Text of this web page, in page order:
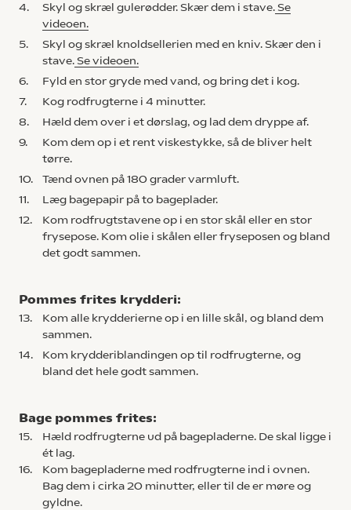
4.
Skyl og skræl gulerødder. Skær dem i stave. Se
videoen.
5.
Skyl og skræl knoldsellerien med en kniv. Skær den i
stave. Se videoen.
6.
Fyld en stor gryde med vand, og bring det i kog.
7.
Kog rodfrugterne i 4 minutter.
8.
Hæld dem over i et dørslag, og lad dem dryppe af.
9.
Kom dem op i et rent viskestykke, så de bliver helt
tørre.
10.
Tænd ovnen på 180 grader varmluft.
11.
Læg bagepapir på to bageplader.
12.
Kom rodfrugtstavene op i en stor skål eller en stor
frysepose. Kom olie i skålen eller fryseposen og bland
det godt sammen.
Pommes frites krydderi:
13.
Kom alle krydderierne op i en lille skål, og bland dem
sammen.
14.
Kom krydderiblandingen op til rodfrugterne, og
bland det hele godt sammen.
Bage pommes frites:
15.
Hæld rodfrugterne ud på bagepladerne. De skal ligge i
ét lag.
16.
Kom bagepladerne med rodfrugterne ind i ovnen.
Bag dem i cirka 20 minutter, eller til de er møre og
gyldne.